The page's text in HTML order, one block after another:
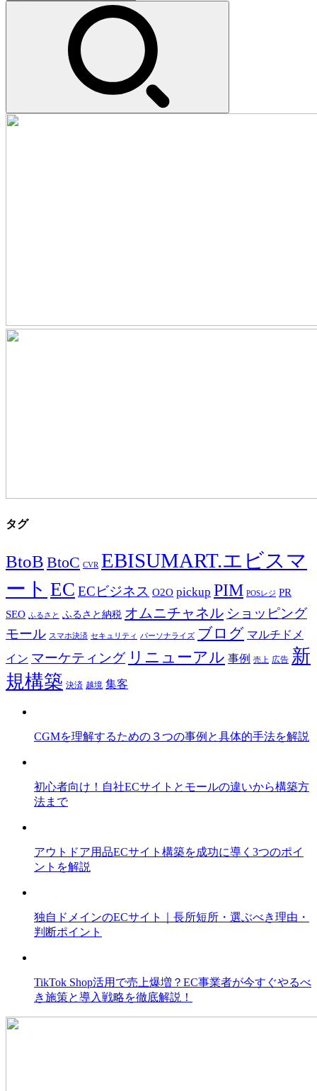
索:
タグ
BtoB BtoC CVR EBISUMART.エビスマ
ート EC ECビジネス O2O pickup PIM POSレジ PR
SEO ふるさと ふるさと納税 オムニチャネル ショッピング
モール スマホ決済 セキュリティ パーソナライズ ブログ マルチドメ
イン マーケティング リニューアル 事例 売上 広告 新
規構築 決済 越境 集客
CGMを理解するための３つの事例と具体的手法を解説
初心者向け！自社ECサイトとモールの違いから構築方
法まで
アウトドア用品ECサイト構築を成功に導く3つのポイ
ントを解説
独自ドメインのECサイト｜長所短所・選ぶべき理由・
判断ポイント
TikTok Shop活用で売上爆増？EC事業者が今すぐやるべ
き施策と導入戦略を徹底解説！